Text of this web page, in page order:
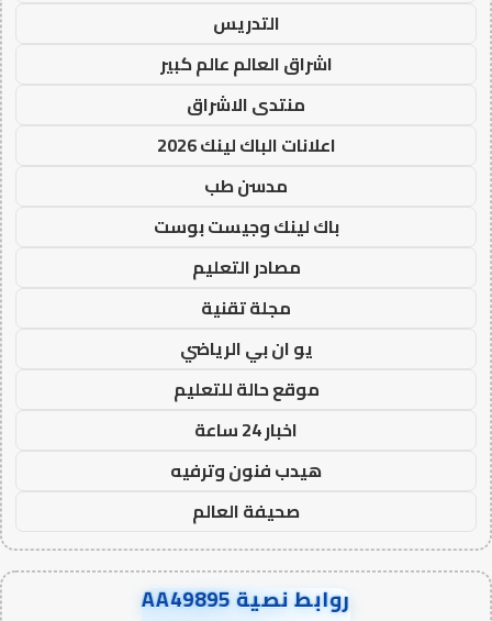
التدريس
اشراق العالم عالم كبير
منتدى الاشراق
اعلانات الباك لينك 2026
مدسن طب
باك لينك وجيست بوست
مصادر التعليم
مجلة تقنية
يو ان بي الرياضي
موقع حالة للتعليم
اخبار 24 ساعة
هيدب فنون وترفيه
صحيفة العالم
روابط نصية AA49895